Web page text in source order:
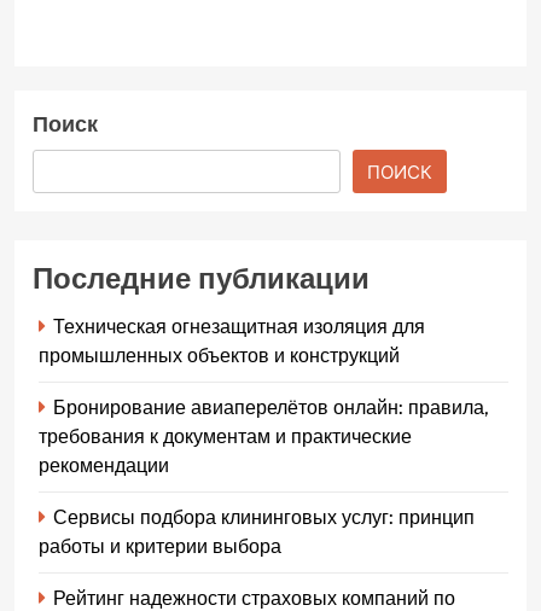
Поиск
ПОИСК
Последние публикации
Техническая огнезащитная изоляция для
промышленных объектов и конструкций
Бронирование авиаперелётов онлайн: правила,
требования к документам и практические
рекомендации
Сервисы подбора клининговых услуг: принцип
работы и критерии выбора
Рейтинг надежности страховых компаний по